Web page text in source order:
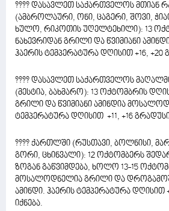
???? დასავლეთ საქართველოს მთიან
(ამბროლაური, ონი, ცაგერი, შოვი,
ხულო, რიკოთის უღელტეხილი): 13
ნახევრიდან გრილი და წვიმიანი
ჰაერის ტემპერატურა დღისით +16, +20
???? დასავლეთ საქართველოს
(მესტია, ბახმარო): 13 ოქტომბრის
გრილი და წვიმიანი ამინდია
ტემპერატურა დღისით +11, +16 გრადუსი
???? ქართლში (რუსთავი, ბოლნისი,
გორი, ცხინვალი): 12 ოქტომბერს
ზოგან გაწვიმდება, ხოლო 13-15
მოსალოდნელია გრილი და
ამინდი. ჰაერის ტემპერატურა დღისით
იქნება.